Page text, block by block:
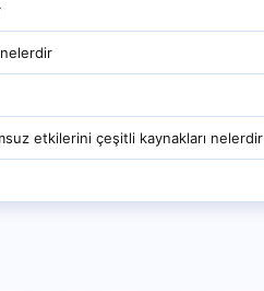
etkilerini çeşitli kaynakları nelerdir